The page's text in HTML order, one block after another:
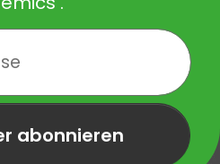
abonnieren